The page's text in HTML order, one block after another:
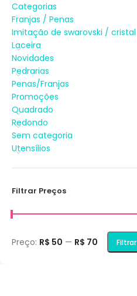
Categorias
Franjas / Penas
Imitação de swarovski / cristal
Laceira
Novidades
Pedrarias
Penas/Franjas
Promoções
Quadrado
Redondo
Sem categoria
Utensílios
Filtrar Preços
Filtrar
Preço: R$ 50 — R$ 70